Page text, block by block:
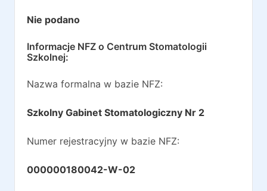
Nie podano
Informacje NFZ o Centrum Stomatologii
Szkolnej:
Nazwa formalna w bazie NFZ:
Szkolny Gabinet Stomatologiczny Nr 2
Numer rejestracyjny w bazie NFZ:
000000180042-W-02